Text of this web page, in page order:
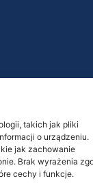
takich jak pliki
o urządzeniu.
jak zachowanie
Brak wyrażenia
cechy i funkcje.